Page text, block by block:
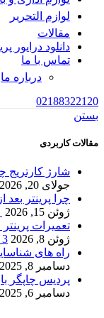
لوازم التحریر
مقالات
دانلود درایور
تماس با ما
درباره ما
02188322120
بستن
مقالات کاربردی
شارژ کارتریج
جولای 20, 2026
چرا پرینتر
ژوئن 15, 2026
تعمیرات
ژوئن 8, 2026
3 دیدگاه
راه های
دسامبر 8, 2025
پردیس چاپگر
دسامبر 6, 2025